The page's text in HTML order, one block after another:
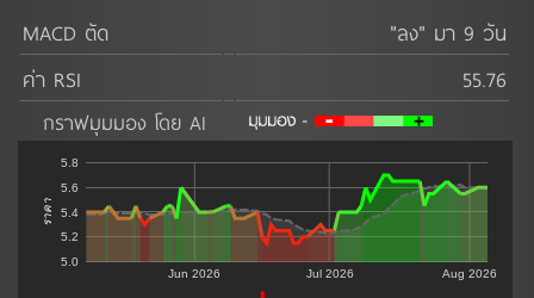
MACD ตัด
"ลง" มา 9 วัน
ค่า RSI
55.76
กราฟมุมมอง โดย AI
Jun 2026 Jul 2026 Aug 2026
5.0
5.2
5.4
5.6
5.8
ราคา